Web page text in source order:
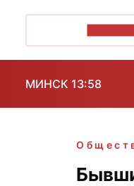
МИНСК 13:58